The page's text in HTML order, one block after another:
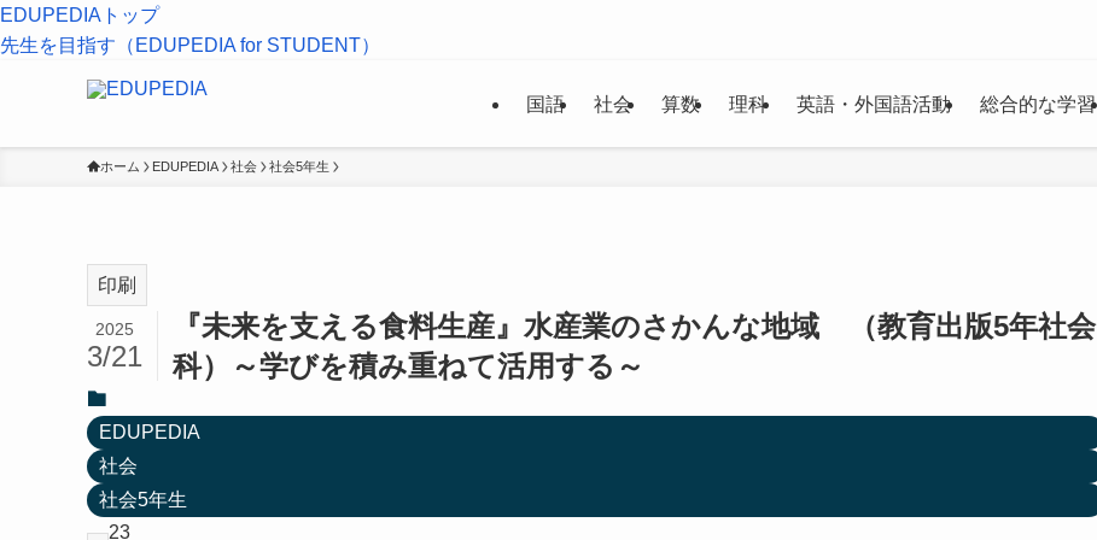
EDUPEDIAトップ
先生を目指す（EDUPEDIA for STUDENT）
国語 社会 算数 理科 英語・外国語活動 総合的な学習
ホーム EDUPEDIA 社会 社会5年生
印刷
『未来を支える食料生産』水産業のさかんな地域 （教育出版5年社会
科）～学びを積み重ねて活用する～
2025
3/21
EDUPEDIA
社会
社会5年生
23